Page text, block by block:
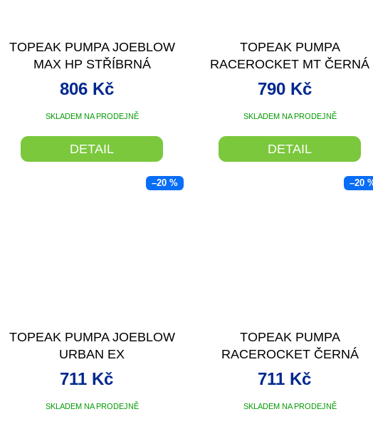
TOPEAK PUMPA JOEBLOW
MAX HP STŘÍBRNÁ
SKLADEM NA PRODEJNĚ
806 Kč
DETAIL
TOPEAK PUMPA
RACEROCKET MT ČERNÁ
SKLADEM NA PRODEJNĚ
790 Kč
DETAIL
–20 %
TOPEAK PUMPA JOEBLOW
URBAN EX
SKLADEM NA PRODEJNĚ
711 Kč
–20
TOPEAK PUMPA
RACEROCKET ČERNÁ
SKLADEM NA PRODEJNĚ
711 Kč